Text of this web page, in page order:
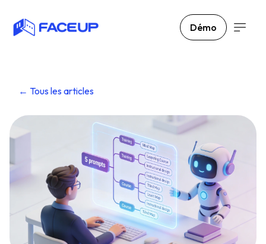
Démo
← Tous les articles